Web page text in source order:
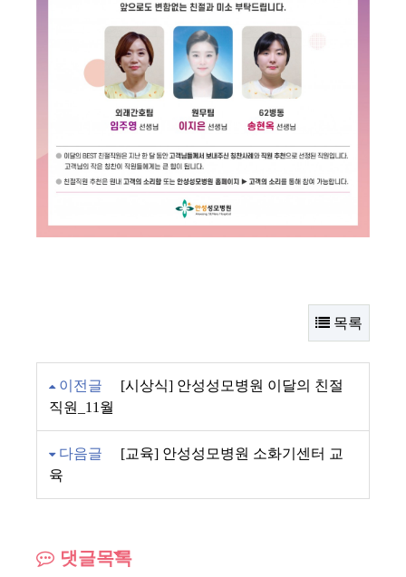
목록
이전글
[시상식] 안성성모병원 이달의 친절
직원_11월
다음글
[교육] 안성성모병원 소화기센터 교
육
댓글목록